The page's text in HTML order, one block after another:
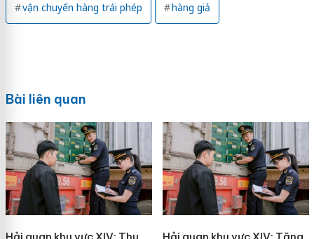
vận chuyển hàng trái phép hàng giả
Bài liên quan